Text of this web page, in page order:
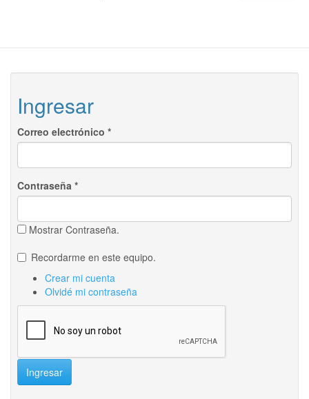
Ingresar
Correo electrónico *
Contraseña *
Mostrar Contraseña.
Recordarme en este equipo.
Crear mi cuenta
Olvidé mi contraseña
Ingresar